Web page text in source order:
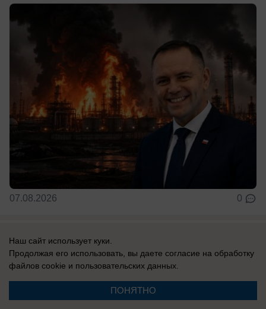
07.08.2026 0
В России
Втрое больше ракет: как Штаты готовят
«массированный удар» по России — нам
есть чем ответить
Наш сайт использует куки.
Продолжая его использовать, вы даете согласие на обработку
файлов cookie и пользовательских данных.
ПОНЯТНО